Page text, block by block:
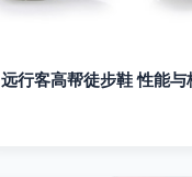
远行客高帮徒步鞋 性能